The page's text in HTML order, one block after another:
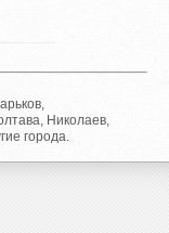
Николаев,
города.